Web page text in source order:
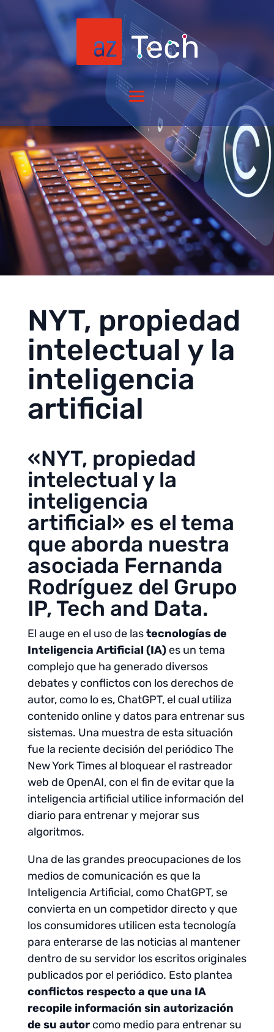
NYT, propiedad
intelectual y la
inteligencia
artificial
«NYT, propiedad
intelectual y la
inteligencia
artificial» es el tema
que aborda nuestra
asociada Fernanda
Rodríguez del Grupo
IP, Tech and Data.
El auge en el uso de lastecnologías de
Inteligencia Artificial (IA)es un tema
complejo que ha generado diversos
debates y conflictos con los derechos de
autor, como lo es, ChatGPT, el cual utiliza
contenido online y datos para entrenar sus
sistemas. Una muestra de esta situación
fue la reciente decisión del periódico The
New York Times al bloquear el rastreador
web de OpenAI, con el fin de evitar que la
inteligencia artificial utilice información del
diario para entrenar y mejorar sus
algoritmos.
Una de las grandes preocupaciones de los
medios de comunicación es que la
Inteligencia Artificial, como ChatGPT, se
convierta en un competidor directo y que
los consumidores utilicen esta tecnología
para enterarse de las noticias al mantener
dentro de su servidor los escritos originales
publicados por el periódico. Esto plantea
conflictos respecto a que una IA
recopile información sin autorización
de su autorcomo medio para entrenar su